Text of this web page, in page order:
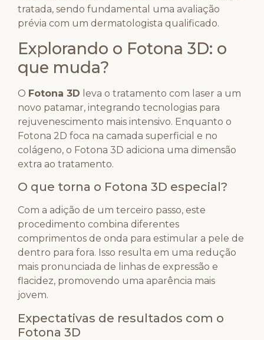
tratada, sendo fundamental uma avaliação
prévia com um dermatologista qualificado.
Explorando o Fotona 3D: o
que muda?
O Fotona 3D leva o tratamento com laser a um
novo patamar, integrando tecnologias para
rejuvenescimento mais intensivo. Enquanto o
Fotona 2D foca na camada superficial e no
colágeno, o Fotona 3D adiciona uma dimensão
extra ao tratamento.
O que torna o Fotona 3D especial?
Com a adição de um terceiro passo, este
procedimento combina diferentes
comprimentos de onda para estimular a pele de
dentro para fora. Isso resulta em uma redução
mais pronunciada de linhas de expressão e
flacidez, promovendo uma aparência mais
jovem.
Expectativas de resultados com o
Fotona 3D